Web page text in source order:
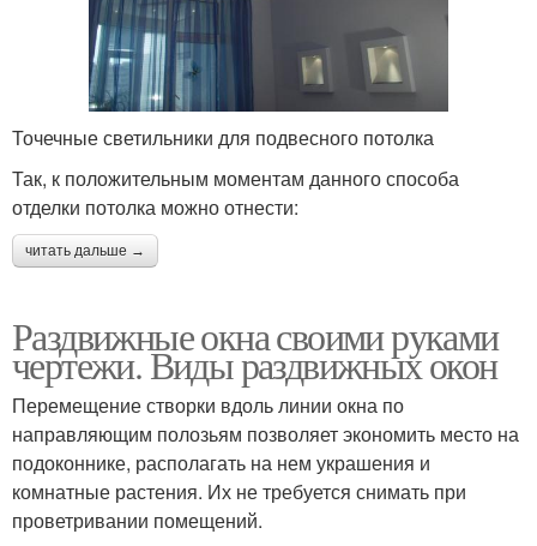
Точечные светильники для подвесного потолка
Так, к положительным моментам данного способа
отделки потолка можно отнести:
читать дальше →
Раздвижные окна своими руками
чертежи. Виды раздвижных окон
Перемещение створки вдоль линии окна по
направляющим полозьям позволяет экономить место на
подоконнике, располагать на нем украшения и
комнатные растения. Их не требуется снимать при
проветривании помещений.